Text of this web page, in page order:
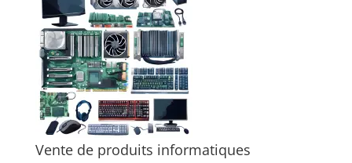
Vente de produits informatiques